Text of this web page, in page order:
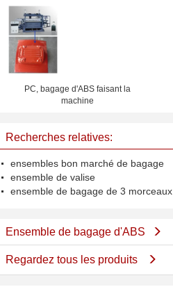
PC, bagage d'ABS faisant la
machine
Recherches relatives:
ensembles bon marché de bagage
ensemble de valise
ensemble de bagage de 3 morceaux
Ensemble de bagage d'ABS
Regardez tous les produits